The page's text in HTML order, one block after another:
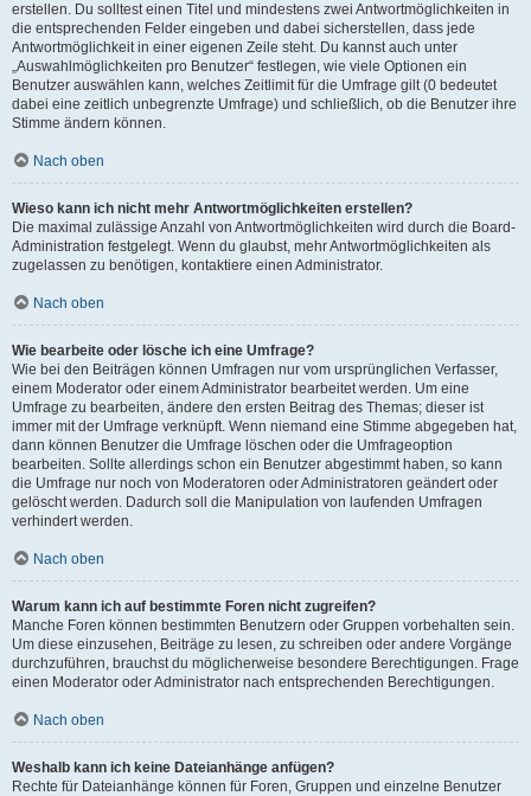
erstellen. Du solltest einen Titel und mindestens zwei Antwortmöglichkeiten in
die entsprechenden Felder eingeben und dabei sicherstellen, dass jede
Antwortmöglichkeit in einer eigenen Zeile steht. Du kannst auch unter
„Auswahlmöglichkeiten pro Benutzer“ festlegen, wie viele Optionen ein
Benutzer auswählen kann, welches Zeitlimit für die Umfrage gilt (0 bedeutet
dabei eine zeitlich unbegrenzte Umfrage) und schließlich, ob die Benutzer ihre
Stimme ändern können.
Nach oben
Wieso kann ich nicht mehr Antwortmöglichkeiten erstellen?
Die maximal zulässige Anzahl von Antwortmöglichkeiten wird durch die Board-
Administration festgelegt. Wenn du glaubst, mehr Antwortmöglichkeiten als
zugelassen zu benötigen, kontaktiere einen Administrator.
Nach oben
Wie bearbeite oder lösche ich eine Umfrage?
Wie bei den Beiträgen können Umfragen nur vom ursprünglichen Verfasser,
einem Moderator oder einem Administrator bearbeitet werden. Um eine
Umfrage zu bearbeiten, ändere den ersten Beitrag des Themas; dieser ist
immer mit der Umfrage verknüpft. Wenn niemand eine Stimme abgegeben hat,
dann können Benutzer die Umfrage löschen oder die Umfrageoption
bearbeiten. Sollte allerdings schon ein Benutzer abgestimmt haben, so kann
die Umfrage nur noch von Moderatoren oder Administratoren geändert oder
gelöscht werden. Dadurch soll die Manipulation von laufenden Umfragen
verhindert werden.
Nach oben
Warum kann ich auf bestimmte Foren nicht zugreifen?
Manche Foren können bestimmten Benutzern oder Gruppen vorbehalten sein.
Um diese einzusehen, Beiträge zu lesen, zu schreiben oder andere Vorgänge
durchzuführen, brauchst du möglicherweise besondere Berechtigungen. Frage
einen Moderator oder Administrator nach entsprechenden Berechtigungen.
Nach oben
Weshalb kann ich keine Dateianhänge anfügen?
Rechte für Dateianhänge können für Foren, Gruppen und einzelne Benutzer